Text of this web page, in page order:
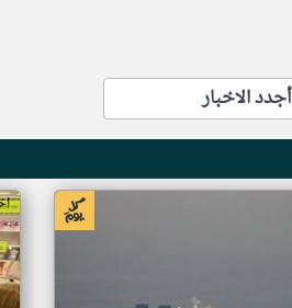
أجدد الاخبار